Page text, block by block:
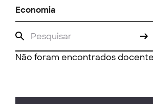
Economia
Não foram encontrados